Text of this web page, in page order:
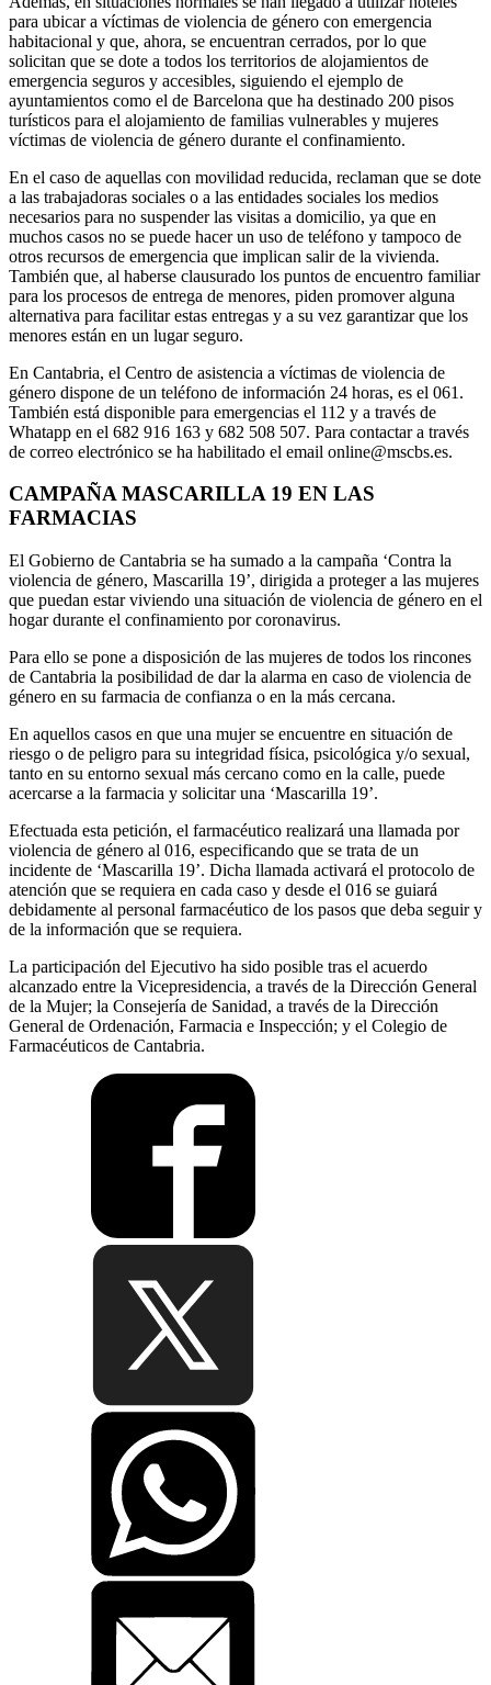
para ubicar a víctimas de violencia de género con emergencia
habitacional y que, ahora, se encuentran cerrados, por lo que
solicitan que se dote a todos los territorios de alojamientos de
emergencia seguros y accesibles, siguiendo el ejemplo de
ayuntamientos como el de Barcelona que ha destinado 200 pisos
turísticos para el alojamiento de familias vulnerables y mujeres
víctimas de violencia de género durante el confinamiento.
En el caso de aquellas con movilidad reducida, reclaman que se dote
a las trabajadoras sociales o a las entidades sociales los medios
necesarios para no suspender las visitas a domicilio, ya que en
muchos casos no se puede hacer un uso de teléfono y tampoco de
otros recursos de emergencia que implican salir de la vivienda.
También que, al haberse clausurado los puntos de encuentro familiar
para los procesos de entrega de menores, piden promover alguna
alternativa para facilitar estas entregas y a su vez garantizar que los
menores están en un lugar seguro.
En Cantabria, el Centro de asistencia a víctimas de violencia de
género dispone de un teléfono de información 24 horas, es el 061.
También está disponible para emergencias el 112 y a través de
Whatapp en el 682 916 163 y 682 508 507. Para contactar a través
de correo electrónico se ha habilitado el email online@mscbs.es.
CAMPAÑA MASCARILLA 19 EN LAS
FARMACIAS
El Gobierno de Cantabria se ha sumado a la campaña ‘Contra la
violencia de género, Mascarilla 19’, dirigida a proteger a las mujeres
que puedan estar viviendo una situación de violencia de género en el
hogar durante el confinamiento por coronavirus.
Para ello se pone a disposición de las mujeres de todos los rincones
de Cantabria la posibilidad de dar la alarma en caso de violencia de
género en su farmacia de confianza o en la más cercana.
En aquellos casos en que una mujer se encuentre en situación de
riesgo o de peligro para su integridad física, psicológica y/o sexual,
tanto en su entorno sexual más cercano como en la calle, puede
acercarse a la farmacia y solicitar una ‘Mascarilla 19’.
Efectuada esta petición, el farmacéutico realizará una llamada por
violencia de género al 016, especificando que se trata de un
incidente de ‘Mascarilla 19’. Dicha llamada activará el protocolo de
atención que se requiera en cada caso y desde el 016 se guiará
debidamente al personal farmacéutico de los pasos que deba seguir y
de la información que se requiera.
La participación del Ejecutivo ha sido posible tras el acuerdo
alcanzado entre la Vicepresidencia, a través de la Dirección General
de la Mujer; la Consejería de Sanidad, a través de la Dirección
General de Ordenación, Farmacia e Inspección; y el Colegio de
Farmacéuticos de Cantabria.